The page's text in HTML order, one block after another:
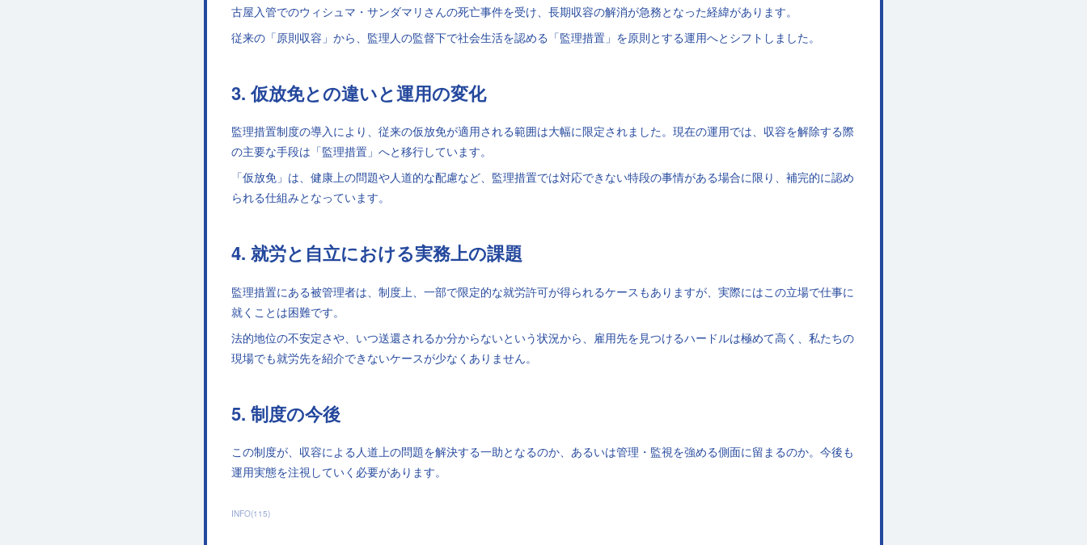
古屋入管でのウィシュマ・サンダマリさんの死亡事件を受け、長期収容の解消が急務となった経緯があります。
従来の「原則収容」から、監理人の監督下で社会生活を認める「監理措置」を原則とする運用へとシフトしました。
3. 仮放免との違いと運用の変化
監理措置制度の導入により、従来の仮放免が適用される範囲は大幅に限定されました。現在の運用では、収容を解除する際
の主要な手段は「監理措置」へと移行しています。
「仮放免」は、健康上の問題や人道的な配慮など、監理措置では対応できない特段の事情がある場合に限り、補完的に認め
られる仕組みとなっています。
4. 就労と自立における実務上の課題
監理措置にある被管理者は、制度上、一部で限定的な就労許可が得られるケースもありますが、実際にはこの立場で仕事に
就くことは困難です。
法的地位の不安定さや、いつ送還されるか分からないという状況から、雇用先を見つけるハードルは極めて高く、私たちの
現場でも就労先を紹介できないケースが少なくありません。
5. 制度の今後
この制度が、収容による人道上の問題を解決する一助となるのか、あるいは管理・監視を強める側面に留まるのか。今後も
運用実態を注視していく必要があります。
INFO(115)